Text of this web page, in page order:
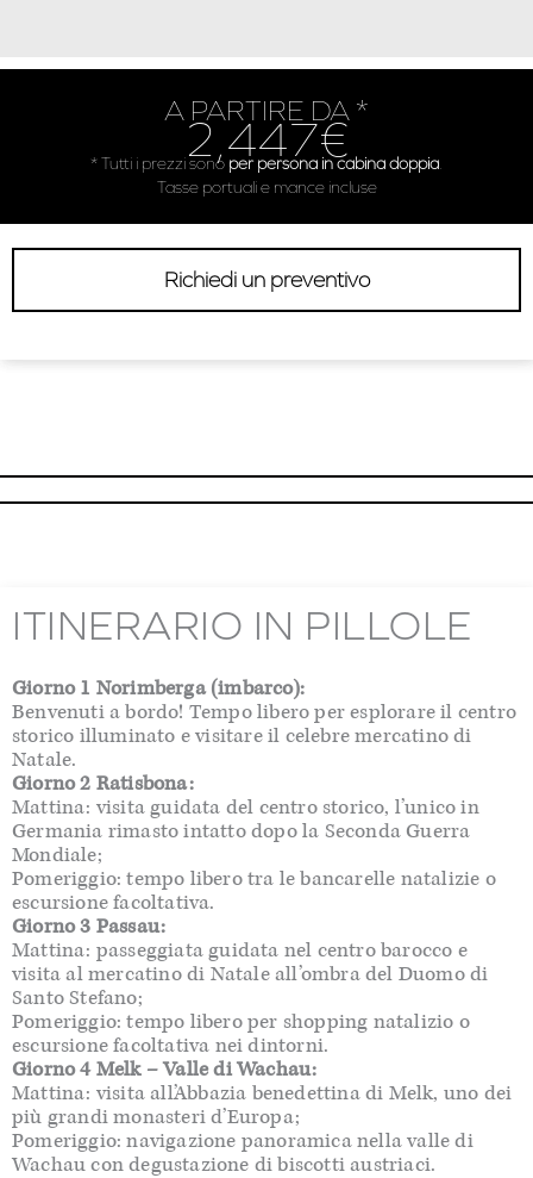
A PARTIRE DA *
2,447€
* Tutti i prezzi sono per persona in cabina doppia.
Tasse portuali e mance incluse
Richiedi un preventivo
ITINERARIO IN PILLOLE
Giorno 1 Norimberga (imbarco):
Benvenuti a bordo! Tempo libero per esplorare il centro
storico illuminato e visitare il celebre mercatino di
Natale.
Giorno 2 Ratisbona:
Mattina: visita guidata del centro storico, l’unico in
Germania rimasto intatto dopo la Seconda Guerra
Mondiale;
Pomeriggio: tempo libero tra le bancarelle natalizie o
escursione facoltativa.
Giorno 3 Passau:
Mattina: passeggiata guidata nel centro barocco e
visita al mercatino di Natale all’ombra del Duomo di
Santo Stefano;
Pomeriggio: tempo libero per shopping natalizio o
escursione facoltativa nei dintorni.
Giorno 4 Melk – Valle di Wachau:
Mattina: visita all’Abbazia benedettina di Melk, uno dei
più grandi monasteri d’Europa;
Pomeriggio: navigazione panoramica nella valle di
Wachau con degustazione di biscotti austriaci.